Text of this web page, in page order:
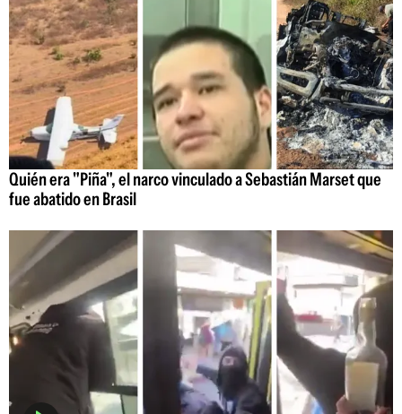
Quién era "Piña", el narco vinculado a Sebastián Marset que
fue abatido en Brasil